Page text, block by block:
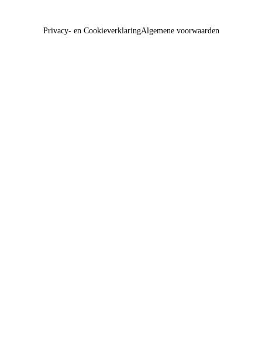
Privacy- en CookieverklaringAlgemene voorwaarden